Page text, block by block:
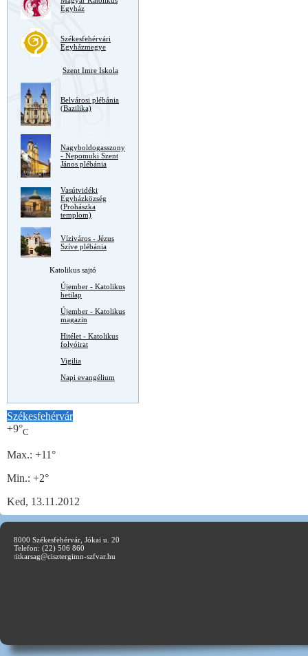
Egyház
Székesfehérvári
Egyházmegye
Szent Imre Iskola
Belvárosi plébánia
(Bazilika)
Nagyboldogasszony
- Nepomuki Szent
János plébánia
Vasútvidéki
Egyházközség
(Prohászka
templom)
Víziváros - Jézus
Szíve plébánia
Katolikus sajtó
Újember - Katolikus
hetilap
Újember - Katolikus
magazin
Hitélet - Katolikus
folyóirat
Vigilia
Napi evangélium
Székesfehérvár
+9°C
Max.: +11°
Min.: +2°
Ked, 13.11.2012
8000 Székesfehérvár, Jókai u. 20
Telefon: (22) 506 860
titkarsag@cisztergimn-szfvar.hu